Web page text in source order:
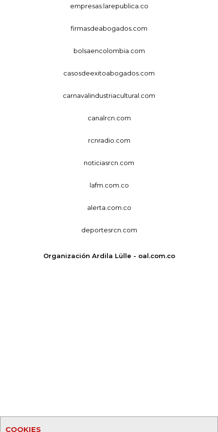
COOKIES
empresas.larepublica.co
firmasdeabogados.com
bolsaencolombia.com
casosdeexitoabogados.com
carnavalindustriacultural.com
canalrcn.com
rcnradio.com
noticiasrcn.com
lafm.com.co
alerta.com.co
deportesrcn.com
Organización Ardila Lülle - oal.com.co